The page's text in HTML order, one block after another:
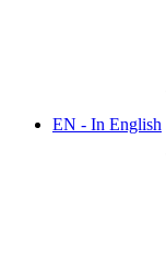
EN - In English